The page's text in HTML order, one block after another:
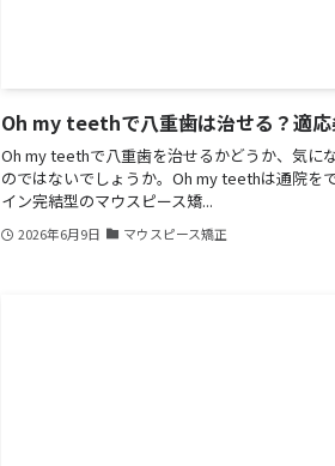
Oh my teethで八重歯は治せる？適応
Oh my teethで八重歯を治せるかどうか、気に
のではないでしょうか。Oh my teethは通院を
イン完結型のマウスピース矯...
2026年6月9日 マウスピース矯正